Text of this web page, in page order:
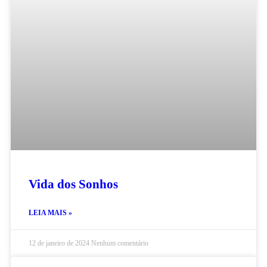
Vida dos Sonhos
LEIA MAIS »
12 de janeiro de 2024 Nenhum comentário